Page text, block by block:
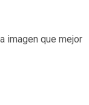
imagen que mejor